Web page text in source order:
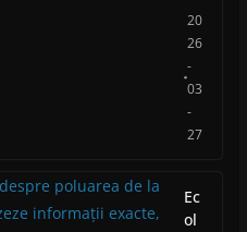
20
26
-
03
-
27
Ec
ol